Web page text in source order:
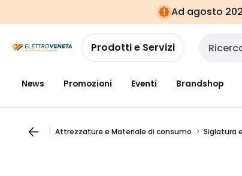
navigazionealla
pagina
Ad agosto
Prodotti e Servizi Cerca
News Promozioni Eventi Brandshop
Attrezzature e Materiale di consumo Siglatura